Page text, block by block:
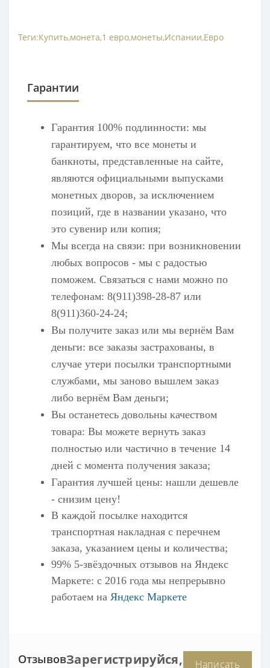
Теги:Купить,монета,1 евро,монеты,Испании,Евро
Гарантии
Гарантия 100% подлинности: мы
гарантируем, что все монеты и
банкноты, представленные на сайте,
являются официальными выпусками
монетных дворов, за исключением
позиций, где в названии указано, что
это сувенир или копия;
Мы всегда на связи: при возникновении
любых вопросов - мы с радостью
поможем. Связаться с нами можно по
телефонам: 8(911)398-28-87 или
8(911)360-24-24;
Вы получите заказ или мы вернём Вам
деньги: все заказы застрахованы, в
случае утери посылки транспортными
службами, мы заново вышлем заказ
либо вернём Вам деньги;
Вы останетесь довольны качеством
товара: Вы можете вернуть заказ
полностью или частично в течение 14
дней с момента получения заказа;
Гарантия лучшей цены: нашли дешевле
- снизим цену!
В каждой посылке находится
транспортная накладная с перечнем
заказа, указанием цены и количества;
99% 5-звёздочных отзывов на Яндекс
Маркете: с 2016 года мы непрерывно
работаем на Яндекс Маркете
ОтзывовЗарегистрируйся,
Написать